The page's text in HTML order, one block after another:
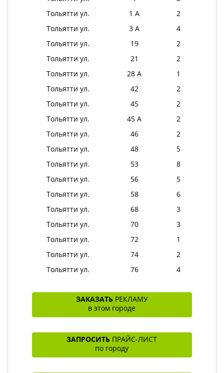
Тольятти ул.
1 А
2
Тольятти ул.
3 А
4
Тольятти ул.
19
2
Тольятти ул.
21
2
Тольятти ул.
28 А
1
Тольятти ул.
42
2
Тольятти ул.
45
2
Тольятти ул.
45 А
2
Тольятти ул.
46
2
Тольятти ул.
48
5
Тольятти ул.
53
8
Тольятти ул.
56
5
Тольятти ул.
58
6
Тольятти ул.
68
3
Тольятти ул.
70
3
Тольятти ул.
72
1
Тольятти ул.
74
2
Тольятти ул.
76 4
ЗАКАЗАТЬРЕКЛАМУ
в этом городе
ЗАПРОСИТЬ ПРАЙС-ЛИСТ
по городу